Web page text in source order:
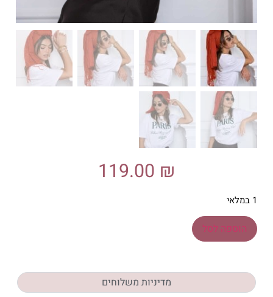
119.00 ₪
1 במלאי
הוספה לסל
מדיניות משלוחים